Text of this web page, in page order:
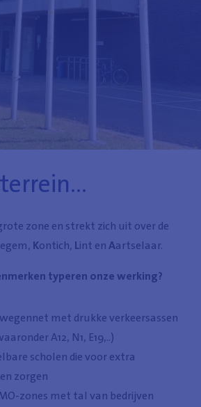
zone en strekt zich uit over de
Kontich, Lint enAartselaar.
typeren onze werking?
met drukke verkeersassen
A12, N1, E19,..)
scholen die voor extra
zorgen
zones met tal van bedrijven